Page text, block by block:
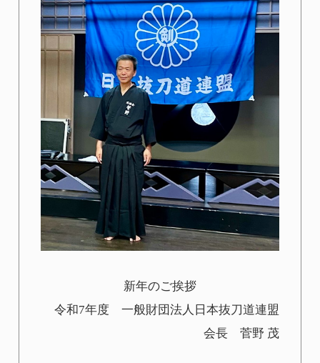
新年のご挨拶
令和7年度 一般財団法人日本抜刀道連盟
会長 菅野 茂